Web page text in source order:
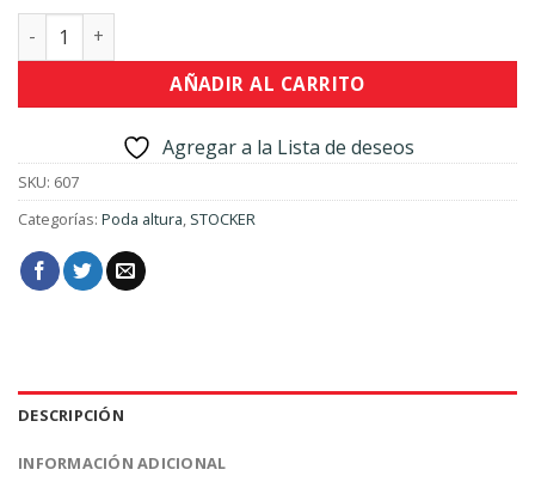
Tijera de mango largo cantidad
AÑADIR AL CARRITO
Agregar a la Lista de deseos
SKU: 607
Categorías: Poda altura STOCKER
DESCRIPCIÓN
INFORMACIÓN ADICIONAL